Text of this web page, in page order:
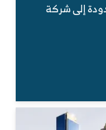
إلى شركة